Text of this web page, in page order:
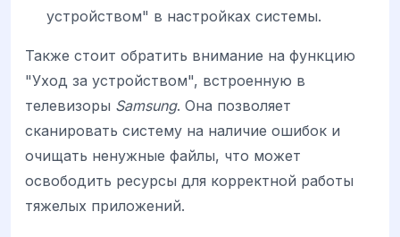
устройством" в настройках системы.
Также стоит обратить внимание на функцию
"Уход за устройством", встроенную в
телевизоры Samsung. Она позволяет
сканировать систему на наличие ошибок и
очищать ненужные файлы, что может
освободить ресурсы для корректной работы
тяжелых приложений.